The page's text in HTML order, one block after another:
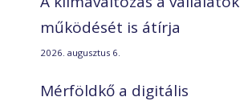
működését is átírja
2026. augusztus 6.
Mérföldkő a digitális